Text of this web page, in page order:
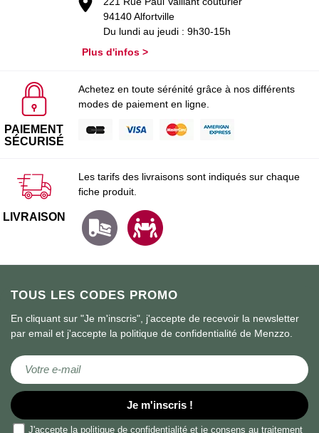
TOUS LES CODES PROMO
En cliquant sur "Je m'inscris", j'accepte de recevoir la newsletter
par email et j'accepte la politique de confidentialité de Menzzo.
Inscription à notre lettre d’information :
Je m'inscris !
J'accepte la politique de confidentialité et je consens au traitement
94140 Alfortville
Du lundi au jeudi : 9h30-15h
Plus d'infos >
PAIEMENT
SÉCURISÉ
Achetez en toute sérénité grâce à nos différents
modes de paiement en ligne.
LIVRAISON
Les tarifs des livraisons sont indiqués sur chaque
fiche produit.